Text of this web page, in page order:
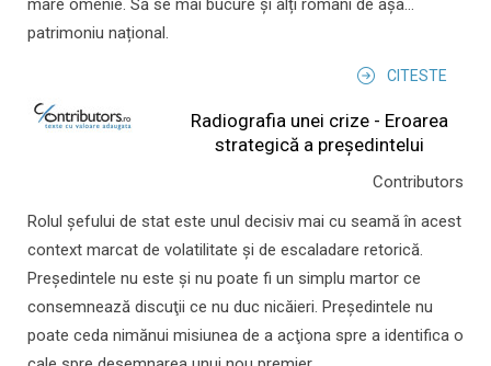
mare omenie. Să se mai bucure și alți români de așa...
patrimoniu național.
CITESTE
Radiografia unei crize - Eroarea
strategică a președintelui
Contributors
Rolul şefului de stat este unul decisiv mai cu seamă în acest
context marcat de volatilitate şi de escaladare retorică.
Preşedintele nu este şi nu poate fi un simplu martor ce
consemnează discuţii ce nu duc nicăieri. Preşedintele nu
poate ceda nimănui misiunea de a acţiona spre a identifica o